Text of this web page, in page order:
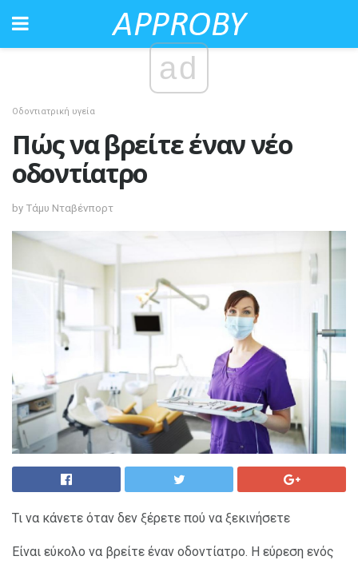
ad
Οδοντιατρική υγεία
Πώς να βρείτε έναν νέο
οδοντίατρο
by Τάμυ Νταβένπορτ
Τι να κάνετε όταν δεν ξέρετε πού να ξεκινήσετε
Είναι εύκολο να βρείτε έναν οδοντίατρο. Η εύρεση ενός